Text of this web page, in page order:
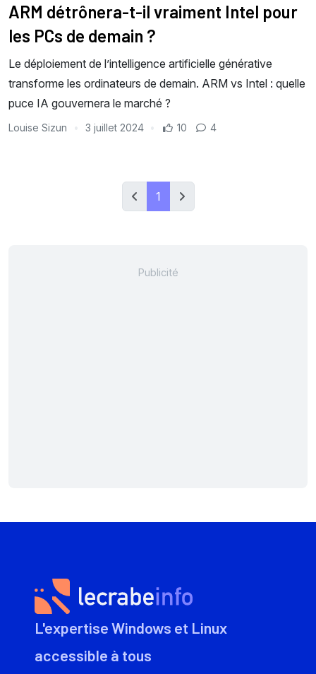
ARM détrônera-t-il vraiment Intel pour
les PCs de demain ?
Le déploiement de l’intelligence artificielle générative
transforme les ordinateurs de demain. ARM vs Intel : quelle
puce IA gouvernera le marché ?
Louise Sizun 3 juillet 2024 10 4
1
L'expertise Windows et Linux
accessible à tous